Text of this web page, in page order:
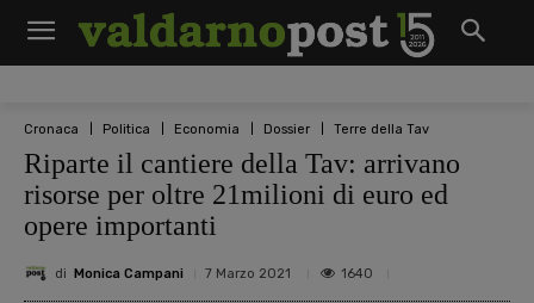
Cronaca Politica Economia Dossier Terre della Tav
Riparte il cantiere della Tav: arrivano
risorse per oltre 21milioni di euro ed
opere importanti
di Monica Campani 7 Marzo 2021 1640